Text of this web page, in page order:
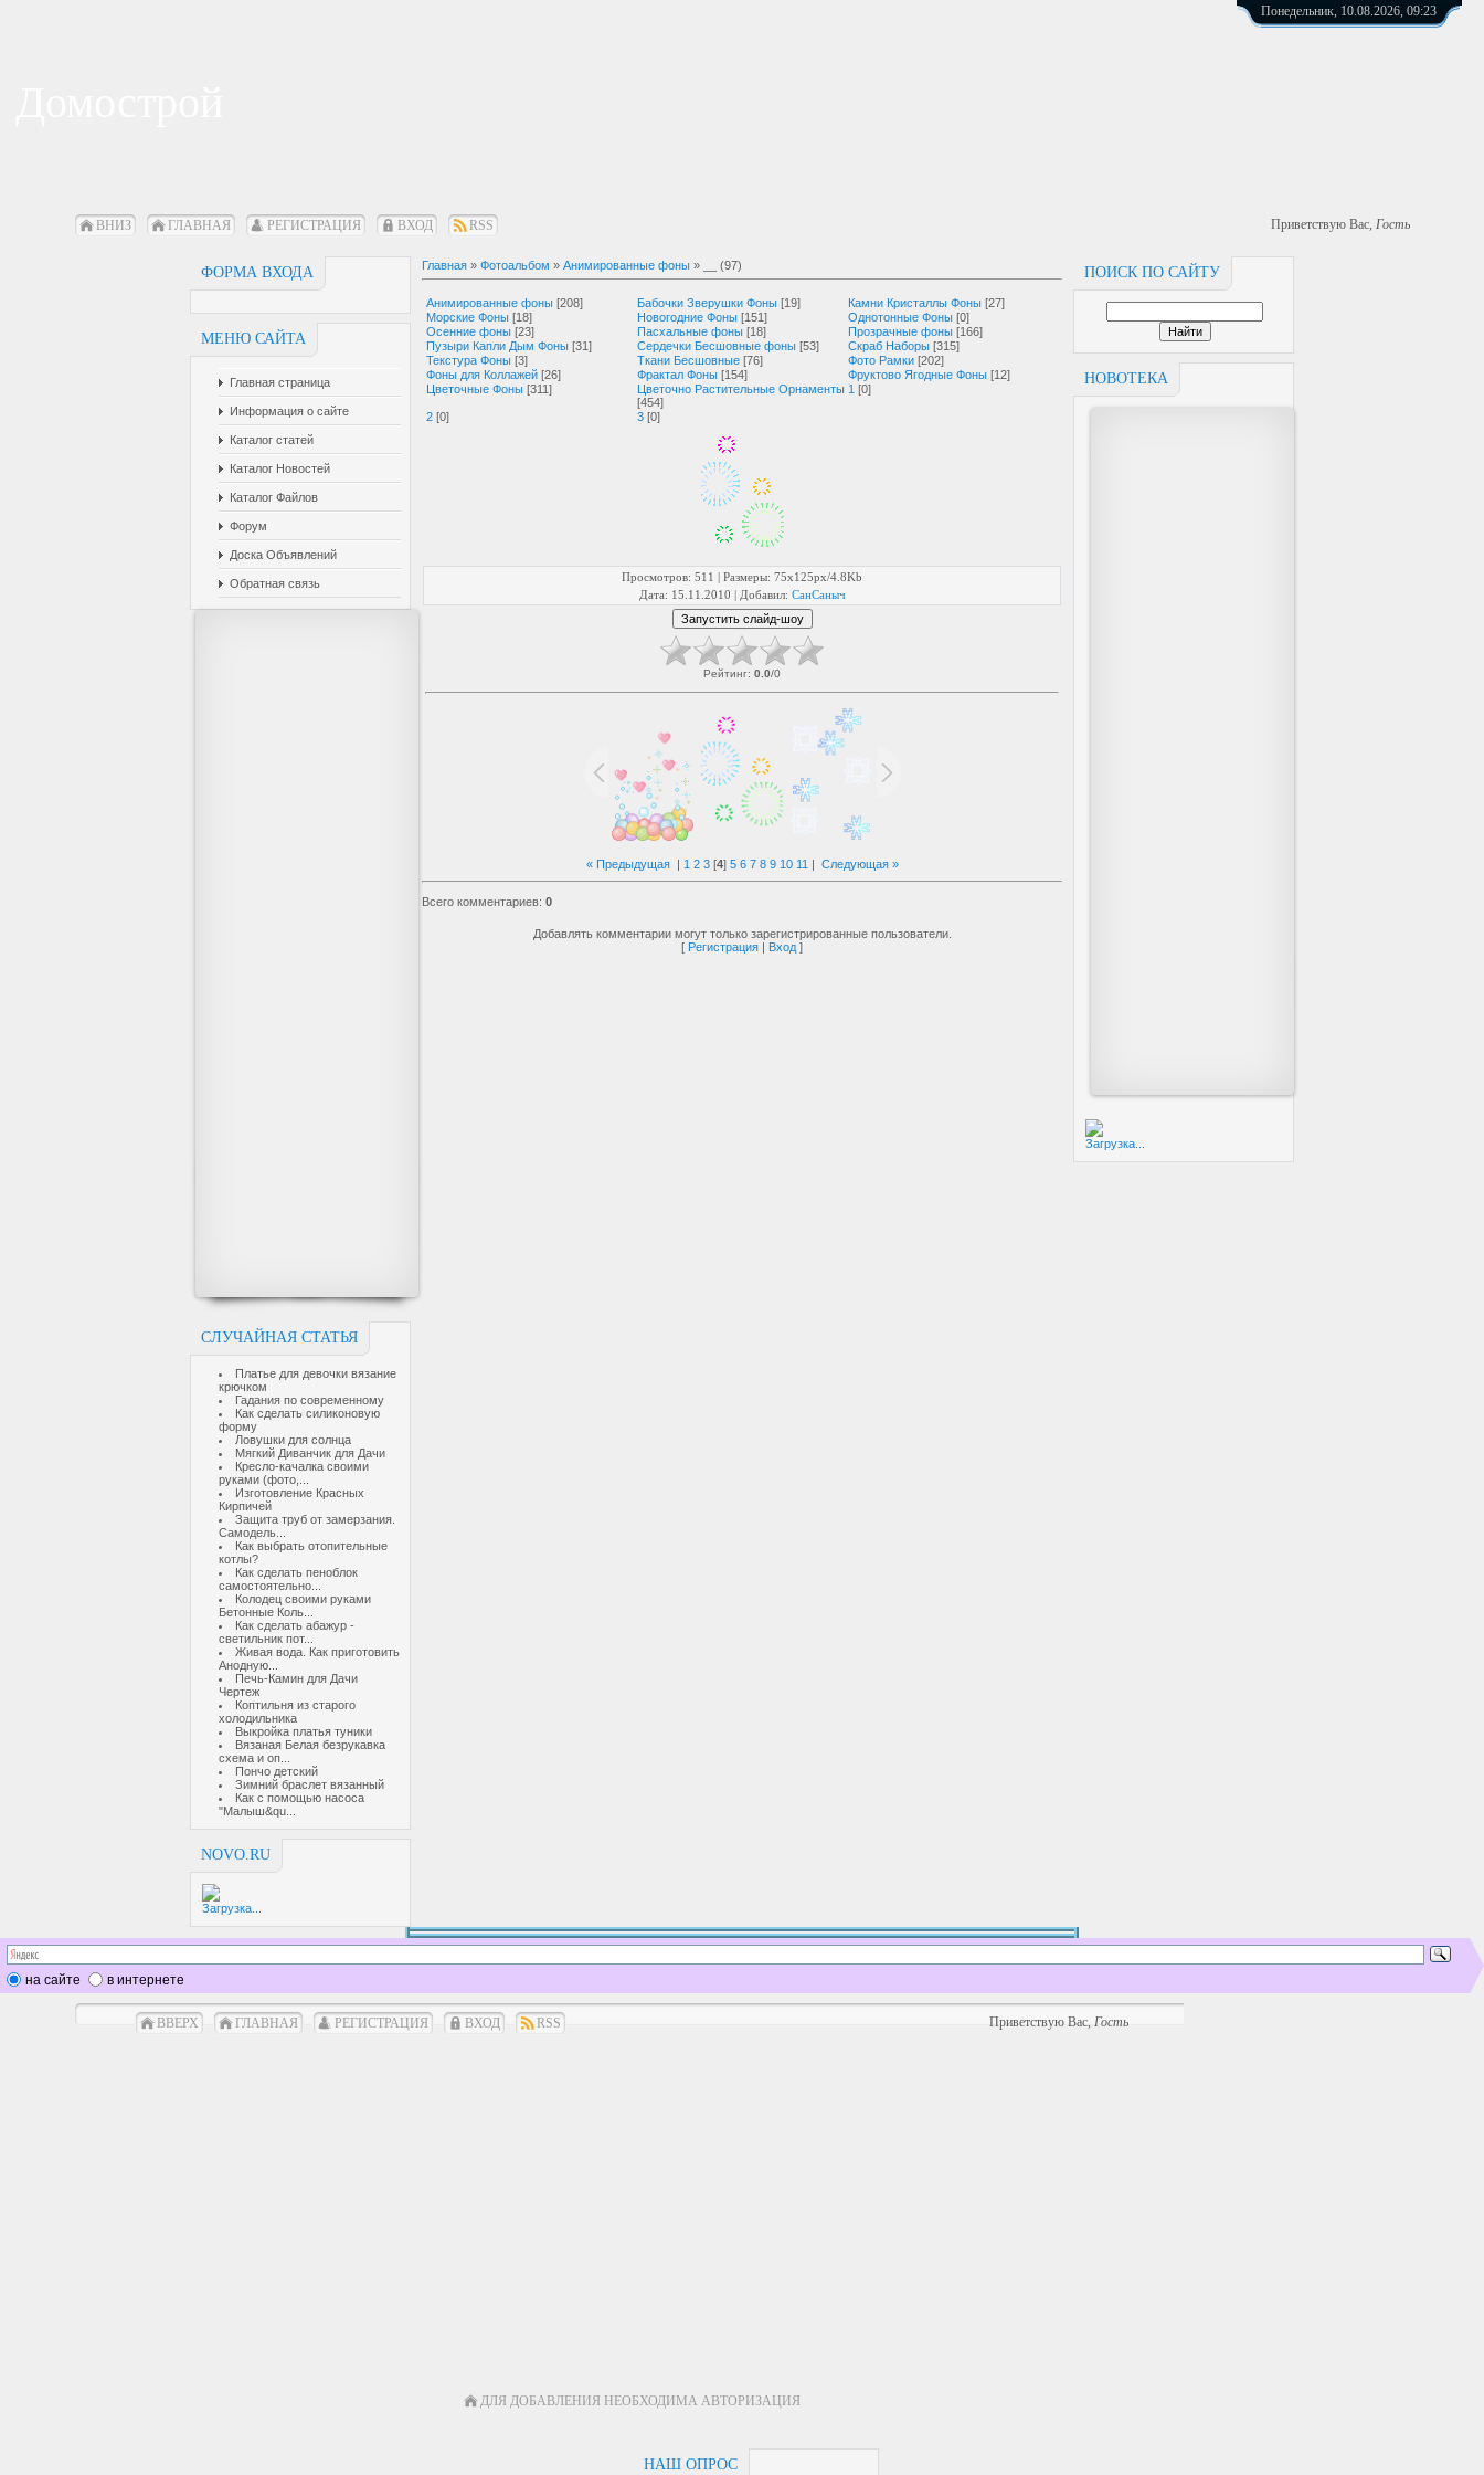
Понедельник, 10.08.2026, 09:23
ВНИЗ ГЛАВНАЯ РЕГИСТРАЦИЯ ВХОД RSS Приветствую Вас, Гость
ФОРМА ВХОДА
МЕНЮ САЙТА
Главная страница
Информация о сайте
Каталог статей
Каталог Новостей
Каталог Файлов
Форум
Доска Объявлений
Обратная связь
СЛУЧАЙНАЯ СТАТЬЯ
Платье для девочки вязание
крючком
Гадания по современному
Как сделать силиконовую
форму
Ловушки для солнца
Мягкий Диванчик для Дачи
Кресло-качалка своими
руками (фото,...
Изготовление Красных
Кирпичей
Защита труб от замерзания.
Самодель...
Как выбрать отопительные
котлы?
Как сделать пеноблок
самостоятельно...
Колодец своими руками
Бетонные Коль...
Как сделать абажур -
светильник пот...
Живая вода. Как приготовить
Анодную...
Печь-Камин для Дачи
Чертеж
Коптильня из старого
холодильника
Выкройка платья туники
Вязаная Белая безрукавка
схема и оп...
Пончо детский
Зимний браслет вязанный
Как с помощью насоса
"Малыш&qu...
NOVO.RU
Загрузка...
ПОИСК ПО САЙТУ
НОВОТЕКА
Загрузка...
Главная » Фотоальбом » Анимированные фоны » __ (97)
Анимированные фоны [208] Бабочки Зверушки Фоны [19] Камни Кристаллы Фоны [27]
Морские Фоны [18] Новогодние Фоны [151] Однотонные Фоны [0]
Осенние фоны [23] Пасхальные фоны [18] Прозрачные фоны [166]
Пузыри Капли Дым Фоны [31] Сердечки Бесшовные фоны [53] Скраб Наборы [315]
Текстура Фоны [3] Ткани Бесшовные [76] Фото Рамки [202]
Фоны для Коллажей [26] Фрактал Фоны [154] Фруктово Ягодные Фоны [12]
Цветочные Фоны [311]
Цветочно Растительные Орнаменты
[454]
1 [0]
2 [0] 3 [0]
Просмотров: 511 | Размеры: 75x125px/4.8Kb
Дата: 15.11.2010 | Добавил: СанСаныч
Рейтинг: 0.0/0
« Предыдущая| 1 2 3[4] 5 6 7 8 9 10 11 | Следующая »
Всего комментариев: 0
Добавлять комментарии могут только зарегистрированные пользователи.
[ Регистрация | Вход ]
на сайте в интернете
ВВЕРХ ГЛАВНАЯ РЕГИСТРАЦИЯ ВХОД RSS Приветствую Вас,Гость
ДЛЯ ДОБАВЛЕНИЯ НЕОБХОДИМА АВТОРИЗАЦИЯ
НАШ ОПРОС